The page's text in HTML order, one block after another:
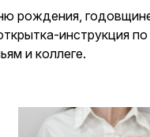
рождения,
инструкция
и коллеге.